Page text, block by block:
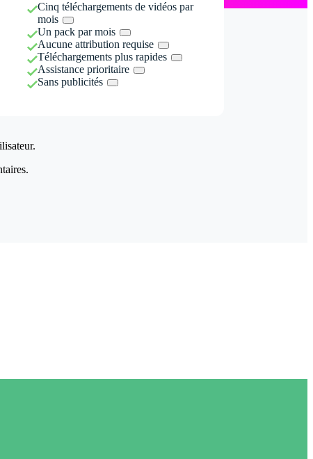
Cinq téléchargements de vidéos par
mois
Un pack par mois
Aucune attribution requise
Téléchargements plus rapides
Assistance prioritaire
Sans publicités